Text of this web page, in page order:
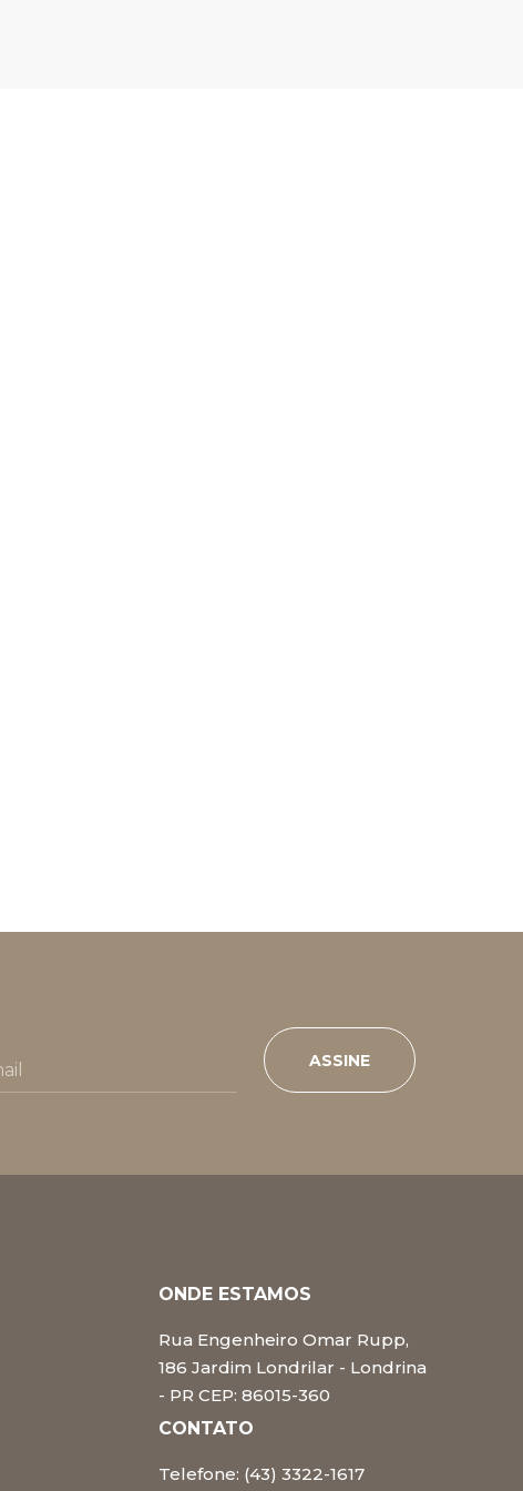
ASSINE
ONDE ESTAMOS
Rua Engenheiro Omar Rupp,
186 Jardim Londrilar - Londrina
- PR CEP: 86015-360
CONTATO
Telefone: (43) 3322-1617